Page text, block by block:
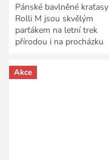
Pánské bavlněné kraťasy
Rolli M jsou skvělým
parťákem na letní trek
přírodou i na procházku
přírodního a vzdušného
materiálu,...
Akce